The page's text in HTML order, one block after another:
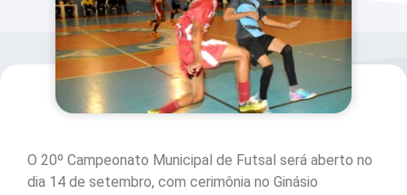
O 20º Campeonato Municipal de Futsal será aberto no
dia 14 de setembro, com cerimônia no Ginásio